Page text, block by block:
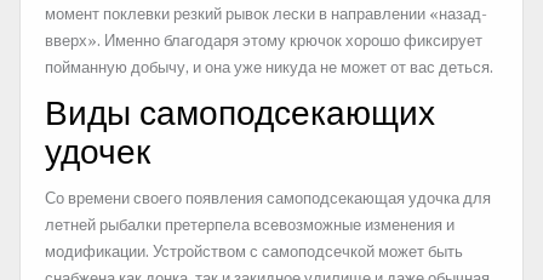
момент поклевки резкий рывок лески в направлении «назад-
вверх». Именно благодаря этому крючок хорошо фиксирует
пойманную добычу, и она уже никуда не может от вас деться.
Виды самоподсекающих
удочек
Со времени своего появления самоподсекающая удочка для
летней рыбалки претерпела всевозможные изменения и
модификации. Устройством с самоподсечкой может быть